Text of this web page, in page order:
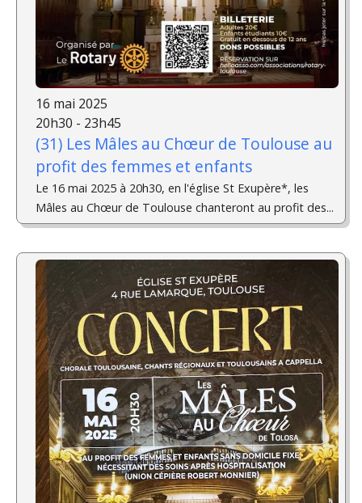
16 mai 2025
20h30 - 23h45
(31) Les Mâles au Chœur de Toulouse au
profit des femmes et enfants
Le 16 mai 2025 à 20h30, en l'église St Exupère*, les
Mâles au Chœur de Toulouse chanteront au profit des...